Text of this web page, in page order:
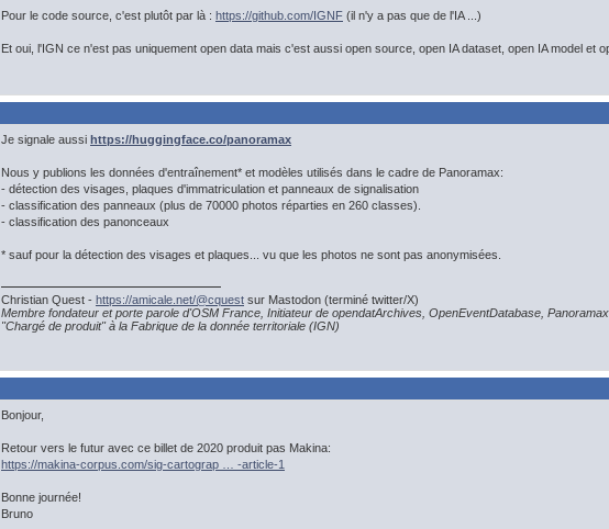
Pour le code source, c'est plutôt par là : https://github.com/IGNF (il n'y a pas que de l'IA ...)
Et oui, l'IGN ce n'est pas uniquement open data mais c'est aussi open source, open IA dataset, open IA model et
Je signale aussi https://huggingface.co/panoramax
Nous y publions les données d'entraînement* et modèles utilisés dans le cadre de Panoramax:
- détection des visages, plaques d'immatriculation et panneaux de signalisation
- classification des panneaux (plus de 70000 photos réparties en 260 classes).
- classification des panonceaux
* sauf pour la détection des visages et plaques... vu que les photos ne sont pas anonymisées.
Christian Quest - https://amicale.net/@cquest sur Mastodon (terminé twitter/X)
Membre fondateur et porte parole d'OSM France, Initiateur de opendatArchives, OpenEventDatabase, Panoramax
"Chargé de produit" à la Fabrique de la donnée territoriale (IGN)
Bonjour,
Retour vers le futur avec ce billet de 2020 produit pas Makina:
https://makina-corpus.com/sig-cartograp … -article-1
Bonne journée!
Bruno